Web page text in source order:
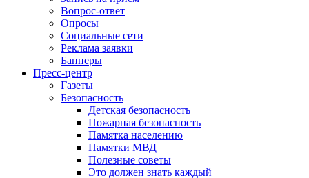
Вопрос-ответ
Опросы
Социальные сети
Реклама заявки
Баннеры
Пресс-центр
Газеты
Безопасность
Детская безопасность
Пожарная безопасность
Памятка населению
Памятки МВД
Полезные советы
Это должен знать каждый